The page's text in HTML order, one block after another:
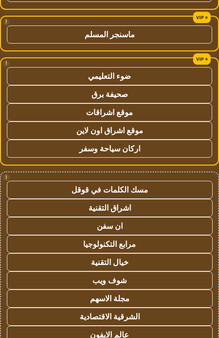
!
ماسنجر المسلم
!
ضوء التعليمي
صحيفة برق
موقع اشراقات
موقع اشراق اون لاين
اركان سياحة وسفر
!
مسك الكلمات في قوقل
اشراق التقنية
ان سفن
مرابع التكنولوجيا
خيال التقنية
شوف ويب
مجلة الاسهم
الشرقية الاقتصادية
عالم الايفون